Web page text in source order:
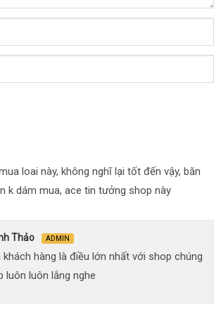
loai này, không nghĩ lại tốt đến vậy, băn
k dám mua, ace tin tưởng shop này
Thảo ADMIN
khách hàng là điều lớn nhất với shop chúng
luôn luôn lắng nghe